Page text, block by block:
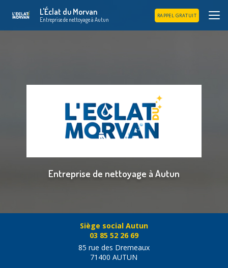
principal
L'Éclat du Morvan
Entreprise de nettoyage à Autun
RAPPEL GRATUIT
Entreprise de nettoyage à Autun
Siège social Autun
03 85 52 26 69
85 rue des Dremeaux
71400 AUTUN